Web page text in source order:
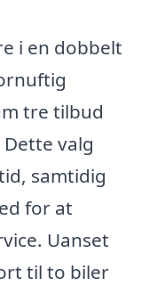
i en dobbelt
tre tilbud
valg
samtidig
for at
Uanset
til to biler